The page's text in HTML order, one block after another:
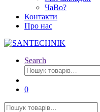
ЧаВо?
Контакти
Про нас
Search
Шукати:
0
Шукати: